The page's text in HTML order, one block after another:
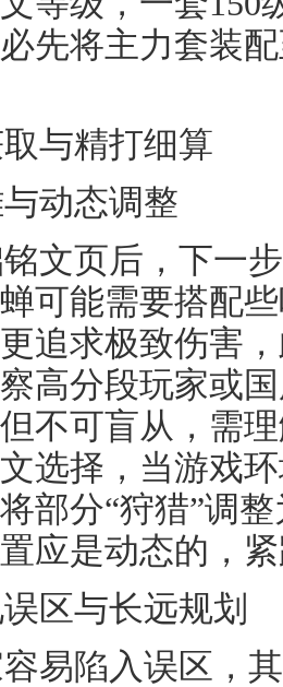
先将主力套装
与精打细算
动态调整
文页后，下一
可能需要搭配
追求极致伤害
高分段玩家或
不可盲从，需
选择，当游戏
部分“狩猎”调
应是动态的，
区与长远规划
易陷入误区，